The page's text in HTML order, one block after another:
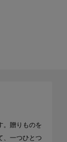
。贈りものを
、一つひとつ